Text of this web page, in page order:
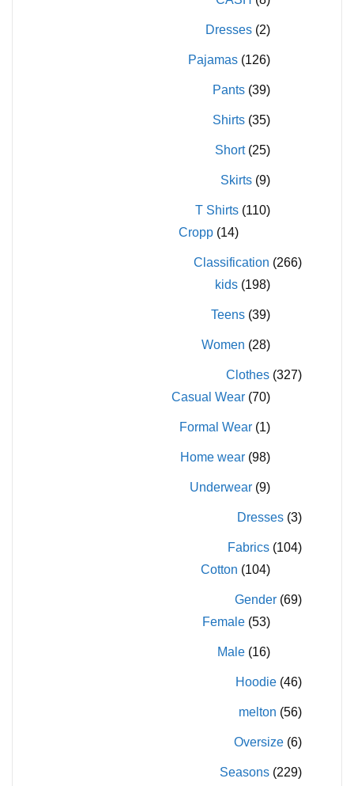
المنتج
Dresses (2)
Pajamas (126)
Pants (39)
Shirts (35)
Short (25)
Skirts (9)
T Shirts (110)
Cropp (14)
Classification (266)
kids (198)
Teens (39)
Women (28)
Clothes (327)
Casual Wear (70)
Formal Wear (1)
Home wear (98)
Underwear (9)
Dresses (3)
Fabrics (104)
Cotton (104)
Gender (69)
Female (53)
Male (16)
Hoodie (46)
melton (56)
Oversize (6)
Seasons (229)